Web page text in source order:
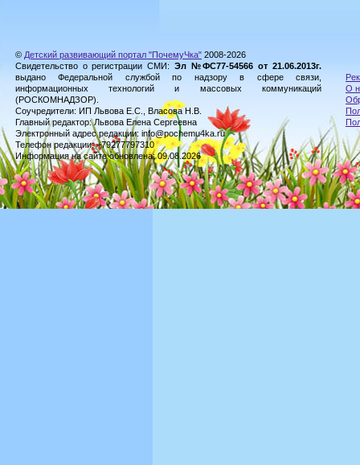
© Детский развивающий портал "ПочемуЧка" 2008-2026
Свидетельство о регистрации СМИ: Эл №ФС77-54566 от 21.06.2013г.
выдано Федеральной службой по надзору в сфере связи,
информационных технологий и массовых коммуникаций
(РОСКОМНАДЗОР).
Соучредители: ИП Львова Е.С., Власова Н.В.
Главный редактор: Львова Елена Сергеевна
Электронный адрес редакции: info@pochemu4ka.ru
Телефон редакции: +79277797310
Информация на сайте обновлена: 09.08.2026
О